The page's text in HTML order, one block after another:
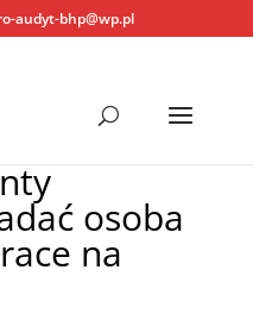
audyt-bhp@wp.pl
osoba
na